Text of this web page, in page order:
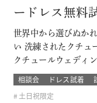
ードレス無料
世界中から選びぬか
い 洗練されたクチュ
クチュールウェディ
着るその特別なウェ
きる数少ないチャン
ストも忘れられなく
相談会 ドレス試着
土日祝限定